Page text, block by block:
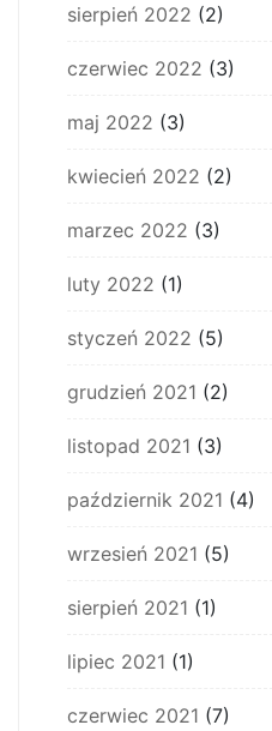
sierpień 2022 (2)
czerwiec 2022 (3)
maj 2022 (3)
kwiecień 2022 (2)
marzec 2022 (3)
luty 2022 (1)
styczeń 2022 (5)
grudzień 2021 (2)
listopad 2021 (3)
październik 2021 (4)
wrzesień 2021 (5)
sierpień 2021 (1)
lipiec 2021 (1)
czerwiec 2021 (7)